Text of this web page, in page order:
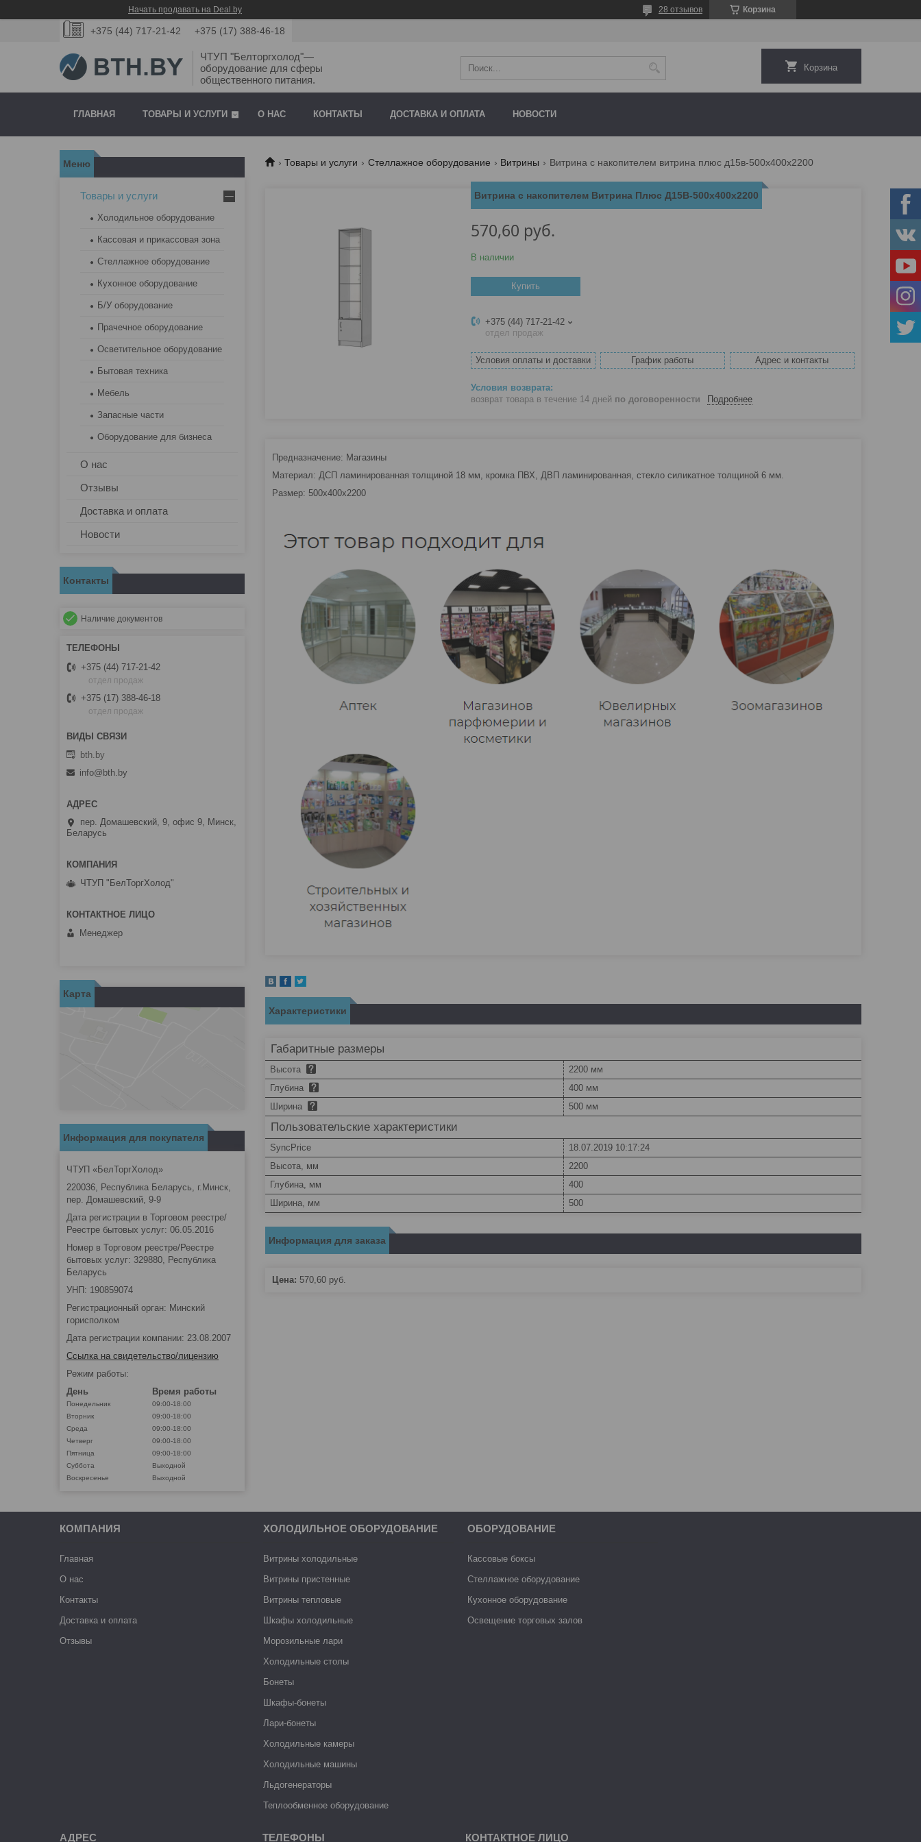
Начать продавать на Deal.by Корзина
28 отзывов
+375 (44) 717-21-42 +375 (17) 388-46-18
ЧТУП "Белторгхолод"—
оборудование для сферы
общественного питания.
Корзина
ГЛАВНАЯ ТОВАРЫ И УСЛУГИ О НАС КОНТАКТЫ ДОСТАВКА И ОПЛАТА НОВОСТИ
Товары и услуги Стеллажное оборудование Витрины Витрина с накопителем витрина плюс д15в-500х400х2200
Витрина с накопителем Витрина Плюс Д15В-500х400х2200
570,60 руб.
В наличии
Купить
+375 (44) 717-21-42
отдел продаж
Условия оплаты и доставки График работы Адрес и контакты
возврат товара в течение 14 дней по договоренности Подробнее
Предназначение: Магазины
Материал: ДСП ламинированная толщиной 18 мм, кромка ПВХ, ДВП ламинированная, стекло силикатное толщиной 6 мм.
Размер: 500х400х2200
Характеристики
Габаритные размеры
Высота
2200 мм
Глубина
400 мм
Ширина
500 мм
Пользовательские характеристики
SyncPrice
18.07.2019 10:17:24
Высота, мм
2200
Глубина, мм
400
Ширина, мм
500
Информация для заказа
Цена: 570,60 руб.
Товары и услуги
Холодильное оборудование
Кассовая и прикассовая зона
Стеллажное оборудование
Кухонное оборудование
Б/У оборудование
Прачечное оборудование
Осветительное оборудование
Бытовая техника
Мебель
Запасные части
Оборудование для бизнеса
О нас
Отзывы
Доставка и оплата
Новости
Контакты
Наличие документов
+375 (44) 717-21-42
отдел продаж
+375 (17) 388-46-18
отдел продаж
bth.by
info@bth.by
пер. Домашевский, 9, офис 9, Минск,
Беларусь
ЧТУП "БелТоргХолод"
Менеджер
Карта
Информация для покупателя
ЧТУП «БелТоргХолод»
220036, Республика Беларусь, г.Минск,
пер. Домашевский, 9-9
Дата регистрации в Торговом реестре/
Реестре бытовых услуг: 06.05.2016
Номер в Торговом реестре/Реестре
бытовых услуг: 329880, Республика
Беларусь
УНП: 190859074
Регистрационный орган: Минский
горисполком
Дата регистрации компании: 23.08.2007
Ссылка на свидетельство/лицензию
Режим работы:
День
Время работы
Понедельник
09:00-18:00
Вторник
09:00-18:00
Среда
09:00-18:00
Четверг
09:00-18:00
Пятница
09:00-18:00
Суббота
Выходной
Воскресенье
Выходной
КОМПАНИЯ
Главная
О нас
Контакты
Доставка и оплата
Отзывы
ХОЛОДИЛЬНОЕ ОБОРУДОВАНИЕ
Витрины холодильные
Витрины пристенные
Витрины тепловые
Шкафы холодильные
Морозильные лари
Холодильные столы
Бонеты
Шкафы-бонеты
Лари-бонеты
Холодильные камеры
Холодильные машины
Льдогенераторы
Теплообменное оборудование
ОБОРУДОВАНИЕ
Кассовые боксы
Стеллажное оборудование
Кухонное оборудование
Освещение торговых залов